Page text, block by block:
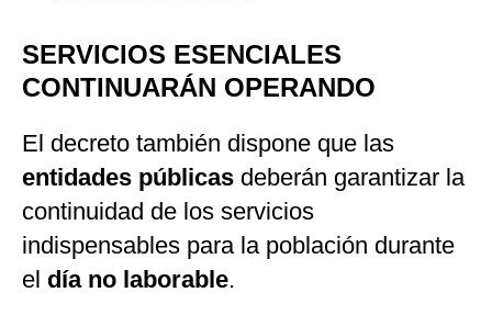
SERVICIOS ESENCIALES
CONTINUARÁN OPERANDO
El decreto también dispone que las
entidades públicas deberán garantizar la
continuidad de los servicios
indispensables para la población durante
el día no laborable.